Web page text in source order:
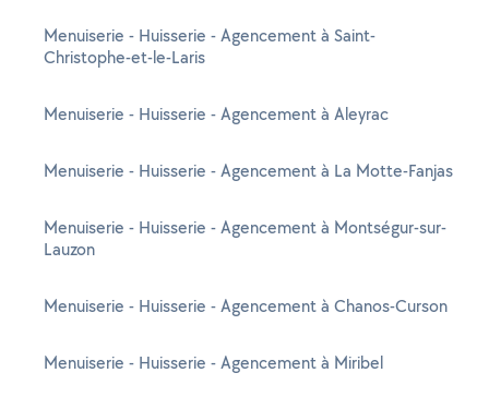
Menuiserie - Huisserie - Agencement à Saint-
Christophe-et-le-Laris
Menuiserie - Huisserie - Agencement à Aleyrac
Menuiserie - Huisserie - Agencement à La Motte-Fanjas
Menuiserie - Huisserie - Agencement à Montségur-sur-
Lauzon
Menuiserie - Huisserie - Agencement à Chanos-Curson
Menuiserie - Huisserie - Agencement à Miribel